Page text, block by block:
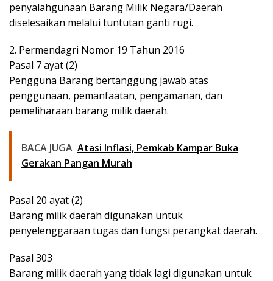
penyalahgunaan Barang Milik Negara/Daerah
diselesaikan melalui tuntutan ganti rugi.
2. Permendagri Nomor 19 Tahun 2016
Pasal 7 ayat (2)
Pengguna Barang bertanggung jawab atas
penggunaan, pemanfaatan, pengamanan, dan
pemeliharaan barang milik daerah.
BACA JUGA Atasi Inflasi, Pemkab Kampar Buka
Gerakan Pangan Murah
Pasal 20 ayat (2)
Barang milik daerah digunakan untuk
penyelenggaraan tugas dan fungsi perangkat daerah.
Pasal 303
Barang milik daerah yang tidak lagi digunakan untuk